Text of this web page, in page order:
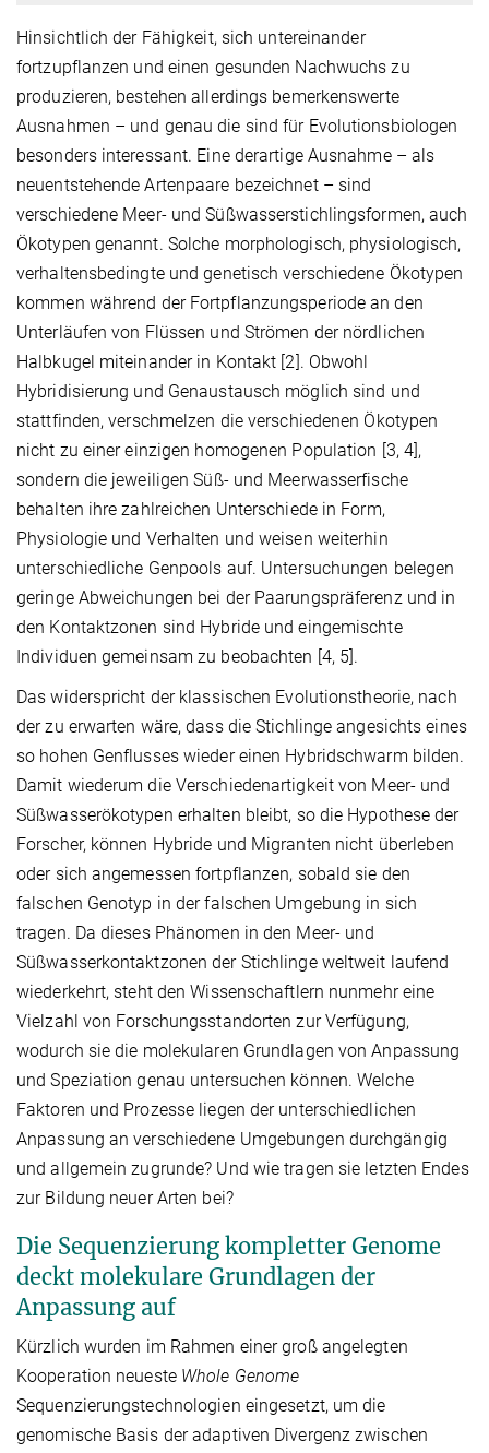
Hinsichtlich der Fähigkeit, sich untereinander
fortzupflanzen und einen gesunden Nachwuchs zu
produzieren, bestehen allerdings bemerkenswerte
Ausnahmen – und genau die sind für Evolutionsbiologen
besonders interessant. Eine derartige Ausnahme – als
neuentstehende Artenpaare bezeichnet – sind
verschiedene Meer- und Süßwasserstichlingsformen, auch
Ökotypen genannt. Solche morphologisch, physiologisch,
verhaltensbedingte und genetisch verschiedene Ökotypen
kommen während der Fortpflanzungsperiode an den
Unterläufen von Flüssen und Strömen der nördlichen
Halbkugel miteinander in Kontakt [2]. Obwohl
Hybridisierung und Genaustausch möglich sind und
stattfinden, verschmelzen die verschiedenen Ökotypen
nicht zu einer einzigen homogenen Population [3, 4],
sondern die jeweiligen Süß- und Meerwasserfische
behalten ihre zahlreichen Unterschiede in Form,
Physiologie und Verhalten und weisen weiterhin
unterschiedliche Genpools auf. Untersuchungen belegen
geringe Abweichungen bei der Paarungspräferenz und in
den Kontaktzonen sind Hybride und eingemischte
Individuen gemeinsam zu beobachten [4, 5].
Das widerspricht der klassischen Evolutionstheorie, nach
der zu erwarten wäre, dass die Stichlinge angesichts eines
so hohen Genflusses wieder einen Hybridschwarm bilden.
Damit wiederum die Verschiedenartigkeit von Meer- und
Süßwasserökotypen erhalten bleibt, so die Hypothese der
Forscher, können Hybride und Migranten nicht überleben
oder sich angemessen fortpflanzen, sobald sie den
falschen Genotyp in der falschen Umgebung in sich
tragen. Da dieses Phänomen in den Meer- und
Süßwasserkontaktzonen der Stichlinge weltweit laufend
wiederkehrt, steht den Wissenschaftlern nunmehr eine
Vielzahl von Forschungsstandorten zur Verfügung,
wodurch sie die molekularen Grundlagen von Anpassung
und Speziation genau untersuchen können. Welche
Faktoren und Prozesse liegen der unterschiedlichen
Anpassung an verschiedene Umgebungen durchgängig
und allgemein zugrunde? Und wie tragen sie letzten Endes
zur Bildung neuer Arten bei?
Die Sequenzierung kompletter Genome
deckt molekulare Grundlagen der
Anpassung auf
Kürzlich wurden im Rahmen einer groß angelegten
Kooperation neueste Whole Genome
Sequenzierungstechnologien eingesetzt, um die
genomische Basis der adaptiven Divergenz zwischen